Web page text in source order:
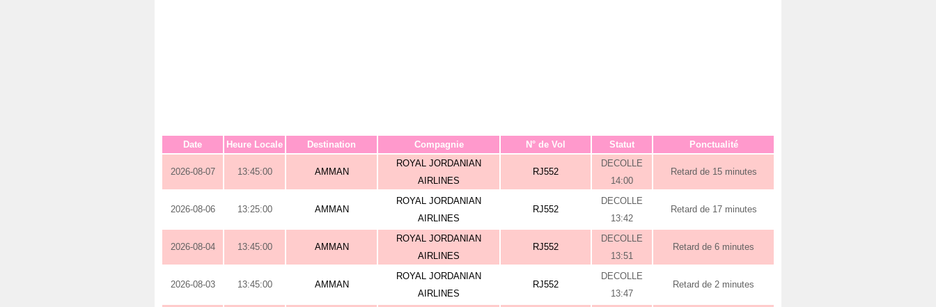
Date Heure Locale Destination Compagnie N° de Vol Statut Ponctualité
2026-08-07 13:45:00 AMMAN
ROYAL JORDANIAN
AIRLINES
RJ552
DECOLLE
14:00
Retard de 15 minutes
2026-08-06 13:25:00 AMMAN
ROYAL JORDANIAN
AIRLINES
RJ552
DECOLLE
13:42
Retard de 17 minutes
2026-08-04 13:45:00 AMMAN
ROYAL JORDANIAN
AIRLINES
RJ552
DECOLLE
13:51
Retard de 6 minutes
2026-08-03 13:45:00 AMMAN
ROYAL JORDANIAN
AIRLINES
RJ552
DECOLLE
13:47
Retard de 2 minutes